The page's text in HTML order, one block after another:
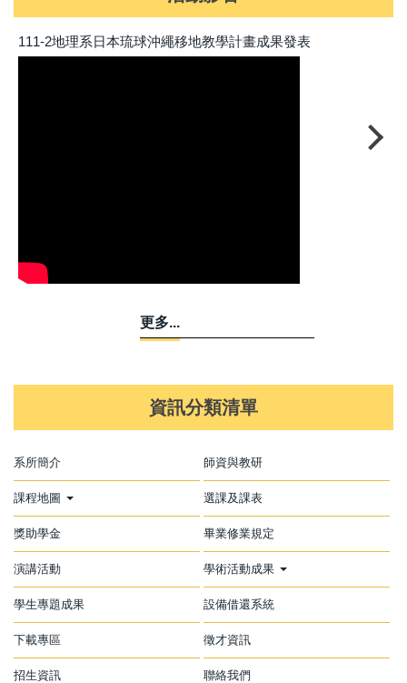
111-2地理系日本琉球沖繩移地教學計畫成果發表
更多...
資訊分類清單
系所簡介 師資與教研
課程地圖 選課及課表
獎助學金 畢業修業規定
演講活動 學術活動成果
學生專題成果 設備借還系統
下載專區 徵才資訊
招生資訊 聯絡我們